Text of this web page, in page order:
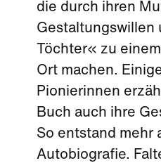
die durch ihren
Gestaltungswillen
Töchter« zu
Ort machen.
Pionierinnen
Buch auch ihre
So entstand mehr
Autobiografie.